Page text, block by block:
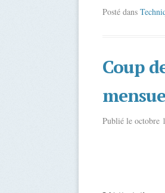
Posté dans
Coup
Publié le octobre